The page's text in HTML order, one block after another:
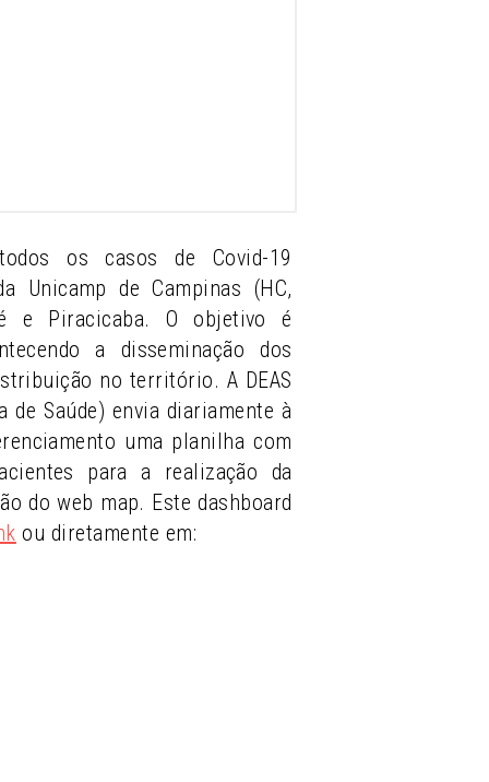
os casos de Covid-19
Unicamp de Campinas (HC,
e Piracicaba. O objetivo é
a disseminação dos
no território. A DEAS
de Saúde) envia diariamente à
uma planilha com
para a realização da
do web map. Este dashboard
ou diretamente em: